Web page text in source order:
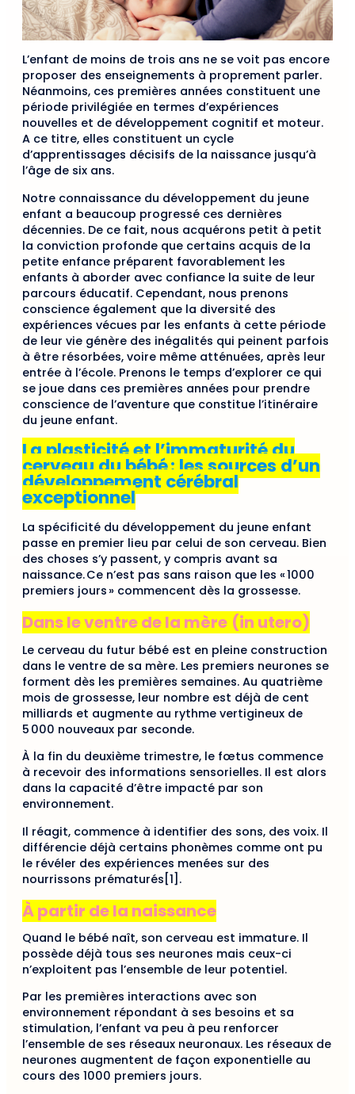
L’enfant de moins de trois ans ne se voit pas encore
proposer des enseignements à proprement parler.
Néanmoins, ces premières années constituent une
période privilégiée en termes d’expériences
nouvelles et de développement cognitif et moteur.
A ce titre, elles constituent un cycle
d’apprentissages décisifs de la naissance jusqu’à
l’âge de six ans.
Notre connaissance du développement du jeune
enfant a beaucoup progressé ces dernières
décennies. De ce fait, nous acquérons petit à petit
la conviction profonde que certains acquis de la
petite enfance préparent favorablement les
enfants à aborder avec confiance la suite de leur
parcours éducatif. Cependant, nous prenons
conscience également que la diversité des
expériences vécues par les enfants à cette période
de leur vie génère des inégalités qui peinent parfois
à être résorbées, voire même atténuées, après leur
entrée à l’école. Prenons le temps d’explorer ce qui
se joue dans ces premières années pour prendre
conscience de l’aventure que constitue l’itinéraire
du jeune enfant.
La plasticité et l’immaturité du
cerveau du bébé : les sources d’un
développement cérébral
exceptionnel
La spécificité du développement du jeune enfant
passe en premier lieu par celui de son cerveau. Bien
des choses s’y passent, y compris avant sa
naissance. Ce n’est pas sans raison que les « 1000
premiers jours » commencent dès la grossesse.
Dans le ventre de la mère (in utero)
Le cerveau du futur bébé est en pleine construction
dans le ventre de sa mère. Les premiers neurones se
forment dès les premières semaines. Au quatrième
mois de grossesse, leur nombre est déjà de cent
milliards et augmente au rythme vertigineux de
5 000 nouveaux par seconde.
À la fin du deuxième trimestre, le fœtus commence
à recevoir des informations sensorielles. Il est alors
dans la capacité d’être impacté par son
environnement.
Il réagit, commence à identifier des sons, des voix. Il
différencie déjà certains phonèmes comme ont pu
le révéler des expériences menées sur des
nourrissons prématurés[1].
À partir de la naissance
Quand le bébé naît, son cerveau est immature. Il
possède déjà tous ses neurones mais ceux-ci
n’exploitent pas l’ensemble de leur potentiel.
Par les premières interactions avec son
environnement répondant à ses besoins et sa
stimulation, l’enfant va peu à peu renforcer
l’ensemble de ses réseaux neuronaux. Les réseaux de
neurones augmentent de façon exponentielle au
cours des 1000 premiers jours.